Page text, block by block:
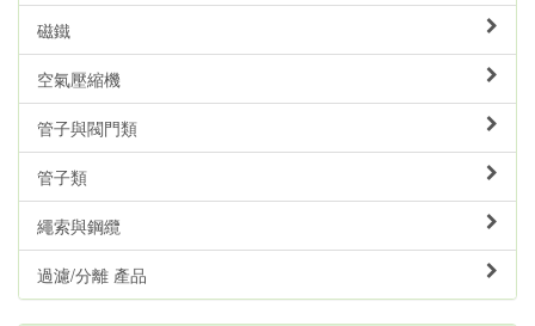
磁鐵
空氣壓縮機
管子與閥門類
管子類
繩索與鋼纜
過濾/分離 產品